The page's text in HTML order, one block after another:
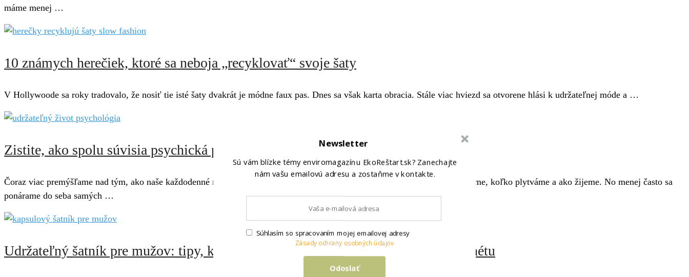
máme menej …
10 známych herečiek, ktoré sa neboja „recyklovať“ svoje šaty
V Hollywoode sa roky tradovalo, že nosiť tie isté šaty dvakrát je módne faux pas. Dnes sa však karta obracia. Stále viac hviezd sa otvorene hlási k udržateľnej móde a …
Zistite, ako spolu súvisia psychická pohoda a udržateľný životný štýl
Čoraz viac premýšľame nad tým, ako naše každodenné rozhodnutia ovplyvňujú svet okolo nás. Premýšľame o tom, čo kupujeme, koľko plytváme a ako žijeme. No menej často sa
ponárame do seba samých …
Udržateľný šatník pre mužov: tipy, kombinácie a kapsulový šatník, ktorý šetrí planétu
Newsletter
Sú vám blízke témy enviromagazínu EkoReštart.sk? Zanechajte
nám vašu emailovú adresu a zostaňme v kontakte.
Odoslať
Súhlasím so spracovaním mojej emailovej adresy
Zásady ochrany osobných údajov